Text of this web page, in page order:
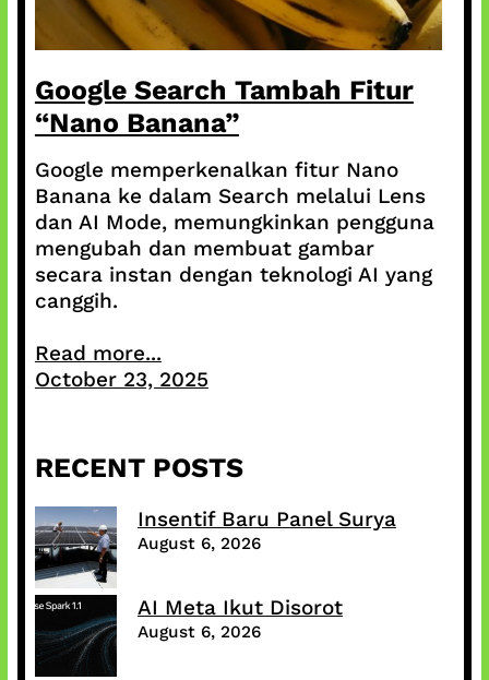
Google Search Tambah Fitur
“Nano Banana”
Google memperkenalkan fitur Nano
Banana ke dalam Search melalui Lens
dan AI Mode, memungkinkan pengguna
mengubah dan membuat gambar
secara instan dengan teknologi AI yang
canggih.
Read more...
October 23, 2025
RECENT POSTS
Insentif Baru Panel Surya
August 6, 2026
AI Meta Ikut Disorot
August 6, 2026